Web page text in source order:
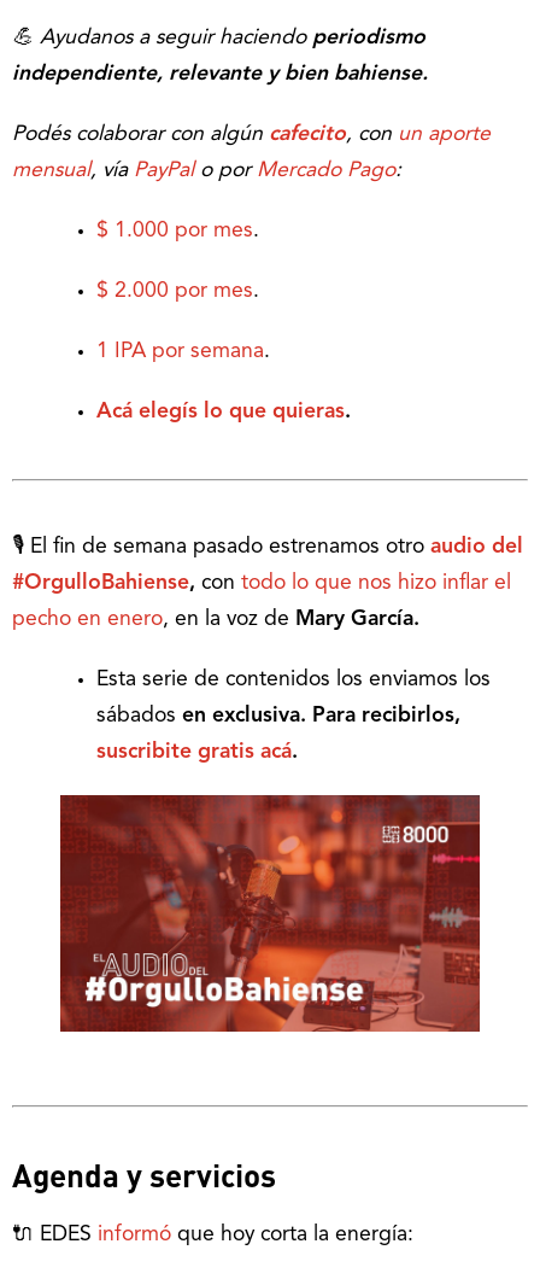
💪 Ayudanos a seguir haciendo periodismo
independiente, relevante y bien bahiense.
Podés colaborar con algún cafecito, con un aporte
mensual, víaPayPalo porMercado Pago:
$ 1.000 por mes.
$ 2.000 por mes.
1 IPA por semana.
Acá elegís lo que quieras.
🎙 El fin de semana pasado estrenamos otro audio del
#OrgulloBahiense, con todo lo que nos hizo inflar el
pecho en enero, en la voz de Mary García.
Esta serie de contenidos los enviamos los
sábados en exclusiva. Para recibirlos,
suscribite gratis acá.
Agenda y servicios
🔌 EDES informó que hoy corta la energía: